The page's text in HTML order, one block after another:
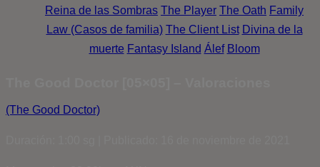
Reina de las Sombras The Player The Oath Family
Law (Casos de familia) The Client List Divina de la
muerte Fantasy Island Álef Bloom
(The Good Doctor)